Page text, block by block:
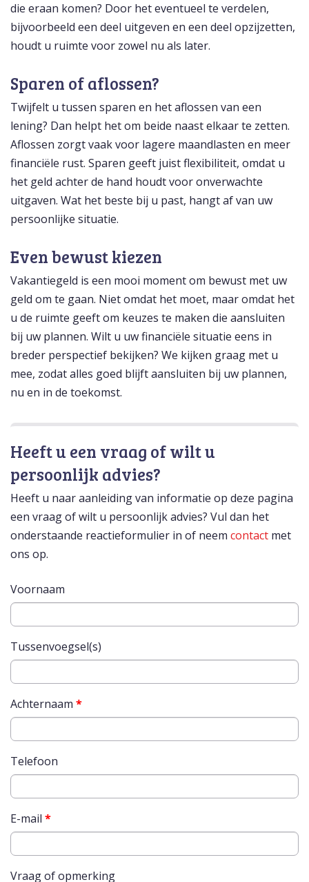
die eraan komen? Door het eventueel te verdelen,
bijvoorbeeld een deel uitgeven en een deel opzijzetten,
houdt u ruimte voor zowel nu als later.
Sparen of aflossen?
Twijfelt u tussen sparen en het aflossen van een
lening? Dan helpt het om beide naast elkaar te zetten.
Aflossen zorgt vaak voor lagere maandlasten en meer
financiële rust. Sparen geeft juist flexibiliteit, omdat u
het geld achter de hand houdt voor onverwachte
uitgaven. Wat het beste bij u past, hangt af van uw
persoonlijke situatie.
Even bewust kiezen
Vakantiegeld is een mooi moment om bewust met uw
geld om te gaan. Niet omdat het moet, maar omdat het
u de ruimte geeft om keuzes te maken die aansluiten
bij uw plannen. Wilt u uw financiële situatie eens in
breder perspectief bekijken? We kijken graag met u
mee, zodat alles goed blijft aansluiten bij uw plannen,
nu en in de toekomst.
Heeft u een vraag of wilt u
persoonlijk advies?
Heeft u naar aanleiding van informatie op deze pagina
een vraag of wilt u persoonlijk advies? Vul dan het
onderstaande reactieformulier in of neem contact met
ons op.
Voornaam
Tussenvoegsel(s)
Achternaam *
Telefoon
E-mail *
Vraag of opmerking